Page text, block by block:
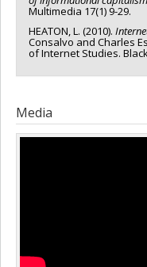
Multimedia 17(1) 9-29.
HEATON, L. (2010).
Consalvo and Charles
of Internet Studies.
Media